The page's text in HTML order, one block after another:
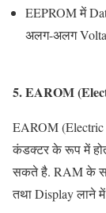
EEPROM में
अलग-अलग
5. EAROM
EAROM
कंडक्टर के रूप में
सकते है. RAM के
तथा Display लाने में